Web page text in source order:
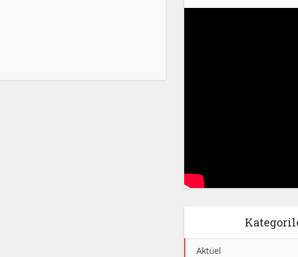
Aktüel